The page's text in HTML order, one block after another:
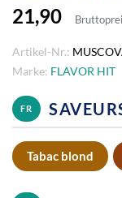
21,90
Artikel-Nr.:
Marke: FLAVOR HIT
FR
Tabac blond